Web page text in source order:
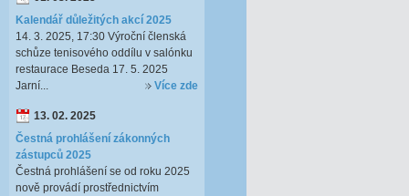
Kalendář důležitých akcí 2025
14. 3. 2025, 17:30 Výroční členská
schůze tenisového oddílu v salónku
restaurace Beseda 17. 5. 2025
Jarní...
Více zde
13. 02. 2025
Čestná prohlášení zákonných
zástupců 2025
Čestná prohlášení se od roku 2025
nově provádí prostřednictvím